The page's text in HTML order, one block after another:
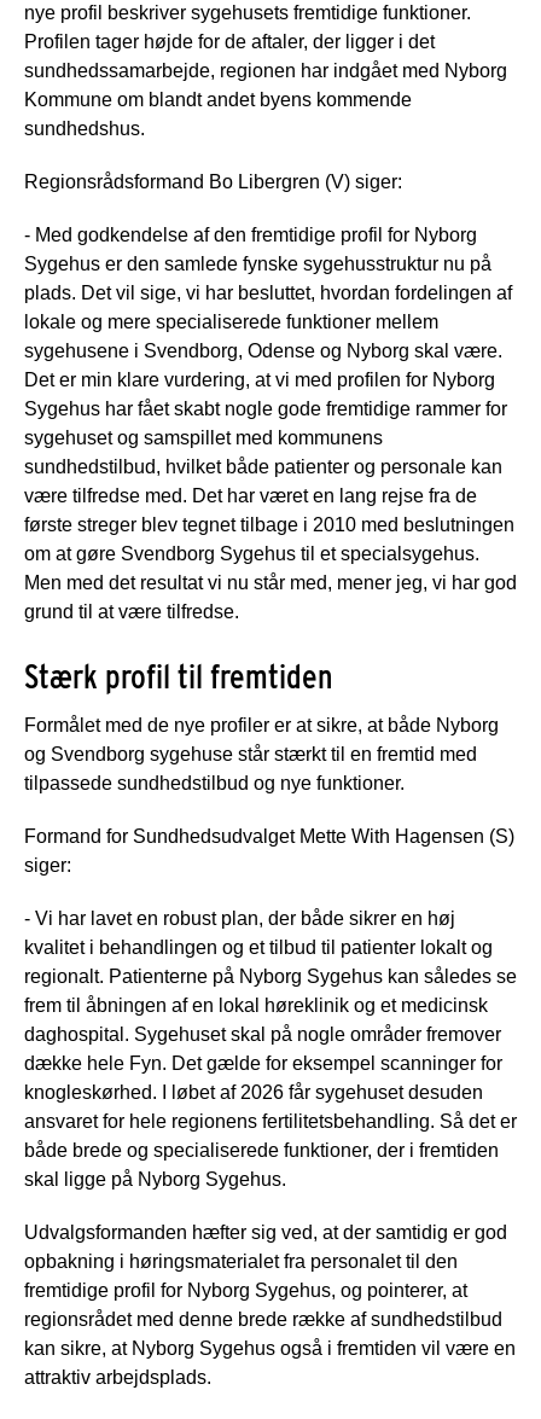
nye profil beskriver sygehusets fremtidige funktioner.
Profilen tager højde for de aftaler, der ligger i det
sundhedssamarbejde, regionen har indgået med Nyborg
Kommune om blandt andet byens kommende
sundhedshus.
Regionsrådsformand Bo Libergren (V) siger:
- Med godkendelse af den fremtidige profil for Nyborg
Sygehus er den samlede fynske sygehusstruktur nu på
plads. Det vil sige, vi har besluttet, hvordan fordelingen af
lokale og mere specialiserede funktioner mellem
sygehusene i Svendborg, Odense og Nyborg skal være.
Det er min klare vurdering, at vi med profilen for Nyborg
Sygehus har fået skabt nogle gode fremtidige rammer for
sygehuset og samspillet med kommunens
sundhedstilbud, hvilket både patienter og personale kan
være tilfredse med. Det har været en lang rejse fra de
første streger blev tegnet tilbage i 2010 med beslutningen
om at gøre Svendborg Sygehus til et specialsygehus.
Men med det resultat vi nu står med, mener jeg, vi har god
grund til at være tilfredse.
Stærk profil til fremtiden
Formålet med de nye profiler er at sikre, at både Nyborg
og Svendborg sygehuse står stærkt til en fremtid med
tilpassede sundhedstilbud og nye funktioner.
Formand for Sundhedsudvalget Mette With Hagensen (S)
siger:
- Vi har lavet en robust plan, der både sikrer en høj
kvalitet i behandlingen og et tilbud til patienter lokalt og
regionalt. Patienterne på Nyborg Sygehus kan således se
frem til åbningen af en lokal høreklinik og et medicinsk
daghospital. Sygehuset skal på nogle områder fremover
dække hele Fyn. Det gælde for eksempel scanninger for
knogleskørhed. I løbet af 2026 får sygehuset desuden
ansvaret for hele regionens fertilitetsbehandling. Så det er
både brede og specialiserede funktioner, der i fremtiden
skal ligge på Nyborg Sygehus.
Udvalgsformanden hæfter sig ved, at der samtidig er god
opbakning i høringsmaterialet fra personalet til den
fremtidige profil for Nyborg Sygehus, og pointerer, at
regionsrådet med denne brede række af sundhedstilbud
kan sikre, at Nyborg Sygehus også i fremtiden vil være en
attraktiv arbejdsplads.